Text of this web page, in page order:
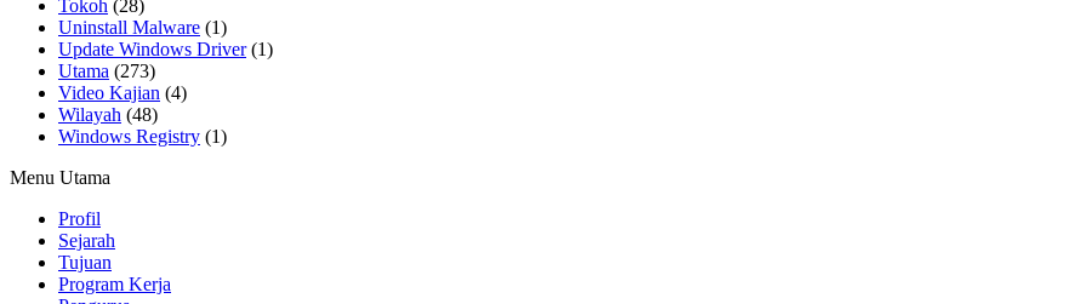
Tokoh (28)
Uninstall Malware (1)
Update Windows Driver(1)
Utama (273)
Video Kajian (4)
Wilayah (48)
Windows Registry (1)
Menu Utama
Profil
Sejarah
Tujuan
Program Kerja